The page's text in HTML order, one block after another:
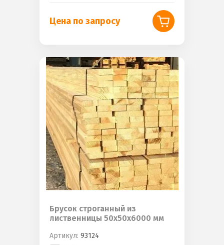
Цена по запросу
Брусок строганный из
лиственницы 50х50х6000 мм
Артикул: 93124